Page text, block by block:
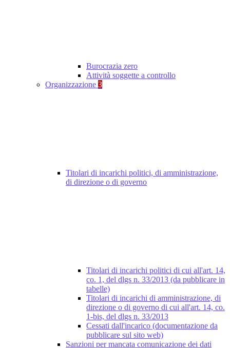
Burocrazia zero
Attività soggette a controllo
Organizzazione 3
Titolari di incarichi politici, di amministrazione,
di direzione o di governo
Titolari di incarichi politici di cui all'art. 14,
co. 1, del dlgs n. 33/2013 (da pubblicare in
tabelle)
Titolari di incarichi di amministrazione, di
direzione o di governo di cui all'art. 14, co.
1-bis, del dlgs n. 33/2013
Cessati dall'incarico (documentazione da
pubblicare sul sito web)
Sanzioni per mancata comunicazione dei dati